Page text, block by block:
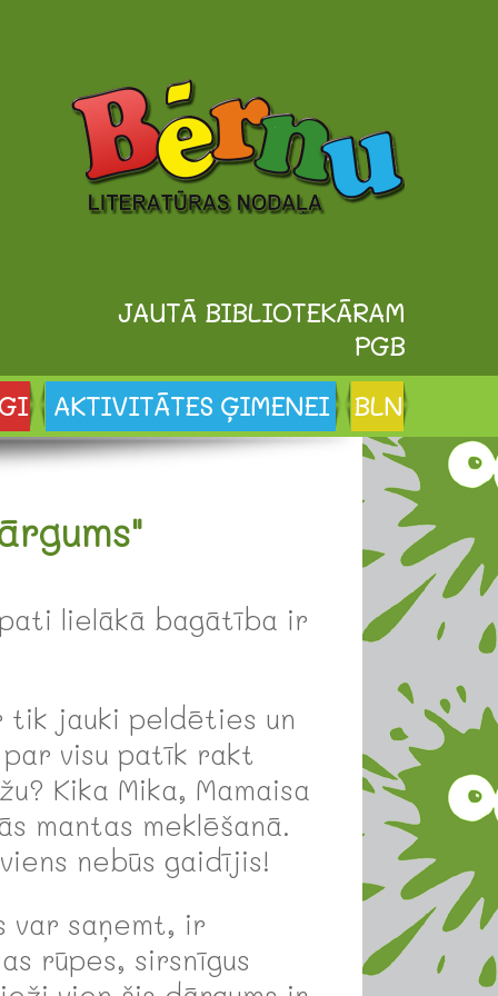
JAUTĀ BIBLIOTEKĀRAM
PGB
AKTIVITĀTES ĢIMENEI BLN
lielākā bagātība ir
tik jauki peldēties un
par visu patīk rakt
Kika Mika, Mamaisa
mantas meklēšanā.
nebūs gaidījis!
var saņemt, ir
rūpes, sirsnīgus